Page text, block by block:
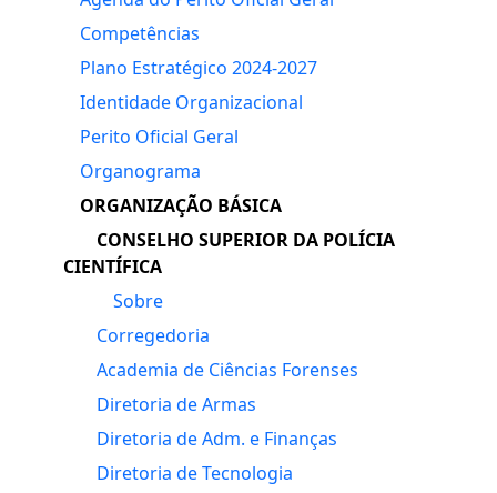
Competências
Plano Estratégico 2024-2027
Identidade Organizacional
Perito Oficial Geral
Organograma
ORGANIZAÇÃO BÁSICA
CONSELHO SUPERIOR DA POLÍCIA
CIENTÍFICA
Sobre
Corregedoria
Academia de Ciências Forenses
Diretoria de Armas
Diretoria de Adm. e Finanças
Diretoria de Tecnologia